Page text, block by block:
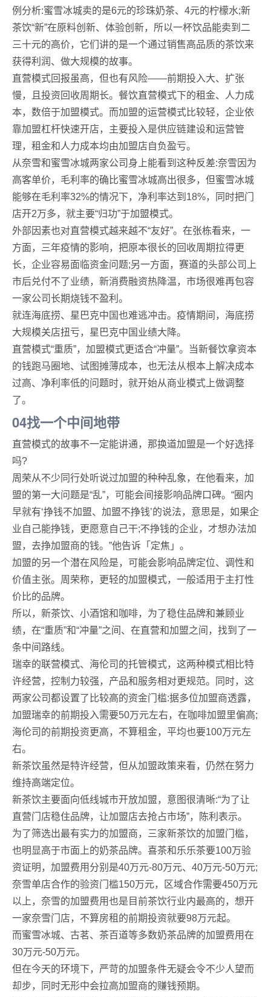
例分析:蜜雪冰城卖的是6元的珍珠奶茶、4元的柠檬水;新
茶饮“新”在原料创新、体验创新，所以一杯饮品能卖到二
三十元的高价，它们讲的是一个通过销售高品质的茶饮来
获得利润、做大规模的故事。
直营模式回报虽高，但也有风险——前期投入大、扩张
慢，且投资回收周期长。餐饮直营模式下的租金、人力成
本，数倍于加盟模式。而加盟的运营模式比较轻，企业依
靠加盟杠杆快速开店，主要投入是供应链建设和运营管
理，租金和人力成本均由加盟店自负盈亏。
从奈雪和蜜雪冰城两家公司身上能看到这种反差:奈雪因为
高客单价，毛利率的确比蜜雪冰城高出很多，但蜜雪冰城
能够在毛利率32%的情况下，净利率达到18%，同时把门
店开2万多，就主要“归功”于加盟模式。
外部因素也对直营模式越来越不“友好”。在张栋看来，一
方面，三年疫情的影响，把原本很长的回收周期拉得更
长，企业容易面临资金问题;另一方面，赛道的头部公司上
市后兑付不了业绩，新消费融资热降温，市场很难再包容
一家公司长期烧钱不盈利。
就连海底捞、星巴克中国也难逃冲击。疫情期间，海底捞
大规模关店扭亏，星巴克中国业绩大降。
直营模式“重质”，加盟模式更适合“冲量”。当新餐饮拿资本
的钱跑马圈地、试图摊薄成本，也无法从根本上解决成本
过高、净利率低的问题时，就开始从商业模式上做调整
了。
04找一个中间地带
直营模式的故事不一定能讲通，那换道加盟是一个好选择
吗?
周荣从不少同行处听说过加盟的种种乱象，在他看来，加
盟的第一大问题是“乱”，可能会间接影响品牌口碑。“圈内
早就有‘挣钱不加盟、加盟不挣钱’的说法，意思是，如果企
业自己能挣钱，更愿意自己干;不挣钱的企业，才想办法加
盟，去挣加盟商的钱。”他告诉「定焦」。
加盟的另一个潜在风险是，可能会影响品牌定位、调性和
价值主张。周荣称，更轻的加盟模式，一般适用于主打性
价比的品牌。
所以，新茶饮、小酒馆和咖啡，为了稳住品牌和兼顾业
绩，在“重质”和“冲量”之间、在直营和加盟之间，找到了一
条中间路线。
瑞幸的联营模式、海伦司的托管模式，这两种模式相比特
许经营，控制力较强，产品和服务相对更规范。同时，这
两家公司都设置了比较高的资金门槛:据多位加盟商透露，
加盟瑞幸的前期投入需要50万元左右，在咖啡加盟里偏高;
海伦司的前期投资更高，不算租金，平均也要100万元左
右。
新茶饮虽然是特许经营，但从加盟政策来看，仍然在努力
维持高端定位。
新茶饮主要面向低线城市开放加盟，意图很清晰:“为了让
直营门店稳住品牌，让加盟店去抢占市场”，陈利表示。
为了筛选出最有实力的加盟商，三家新茶饮的加盟门槛，
也明显高于市面上的奶茶品牌。喜茶和乐乐茶要100万验
资证明，加盟费用分别是40万元-80万元、40万元-50万元;
奈雪单店合作的验资门槛150万元，区域合作需要450万元
以上，奈雪的加盟费用也是目前茶饮行业内最高的，想开
一家奈雪门店，不算房租的前期投资就要98万元起。
而蜜雪冰城、古茗、茶百道等多数奶茶品牌的加盟费用在
30万元-50万元。
但在今天的环境下，严苛的加盟条件无疑会令不少人望而
却步，同时无形中会拉高加盟商的赚钱预期。